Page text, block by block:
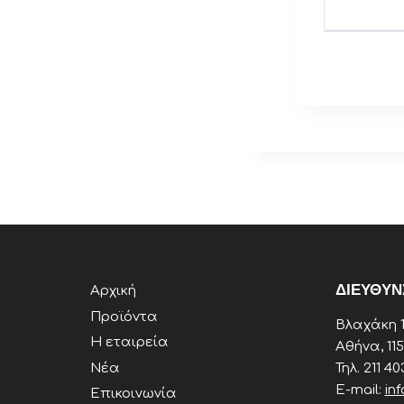
N
a
v
Αρχική
Προϊόντα
Η εταιρεία
Νέα
Επικοινωνία
Βλαχάκη
Αθήνα,
Τηλ. 211
E-mail: